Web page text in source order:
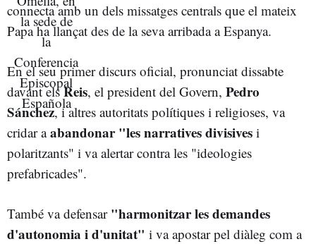
connecta amb un dels missatges centrals que el mateix
Papa ha llançat des de la seva arribada a Espanya.
En el seu primer discurs oficial, pronunciat dissabte
davant elsReis, el president del Govern, Pedro
Sánchez, i altres autoritats polítiques i religioses, va
cridar aabandonar "les narratives divisives i
polaritzants" i va alertar contra les "ideologies
prefabricades".
També va defensar "harmonitzar les demandes
d'autonomia i d'unitat" i va apostar pel diàleg com a